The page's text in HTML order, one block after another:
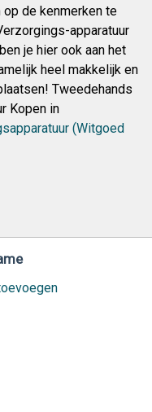
de kenmerken te
apparatuur
je hier ook aan het
heel makkelijk en
Tweedehands
Kopen in
(Witgoed